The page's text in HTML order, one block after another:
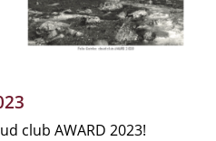
club AWARD 2023!